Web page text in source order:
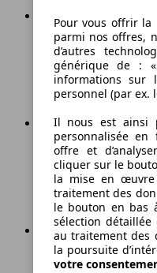
Essence
Carburant
245 g/km
Émissions de CO2
Ø 10.1 l/100km
Pour vous offrir la
parmi nos offres,
d’autres
générique de :
informations sur
personnel (par ex.
Il nous est ainsi
personnalisée
offre et
cliquer sur le
la mise en œuvre
traitement des
le bouton en bas
sélection détaillée
au traitement des
la poursuite
votre